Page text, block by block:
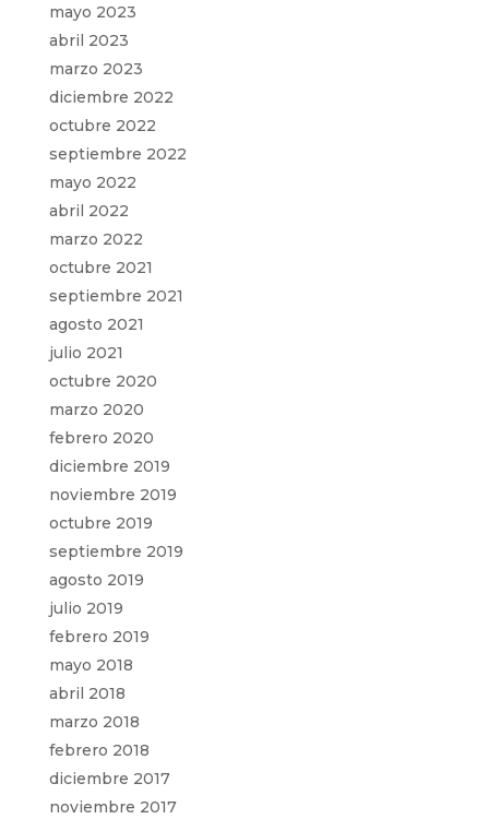
mayo 2023
abril 2023
marzo 2023
diciembre 2022
octubre 2022
septiembre 2022
mayo 2022
abril 2022
marzo 2022
octubre 2021
septiembre 2021
agosto 2021
julio 2021
octubre 2020
marzo 2020
febrero 2020
diciembre 2019
noviembre 2019
octubre 2019
septiembre 2019
agosto 2019
julio 2019
febrero 2019
mayo 2018
abril 2018
marzo 2018
febrero 2018
diciembre 2017
noviembre 2017